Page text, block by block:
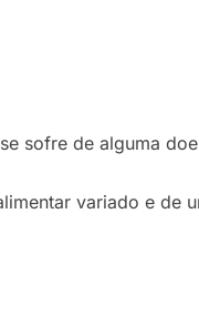
sofre de alguma
variado e de